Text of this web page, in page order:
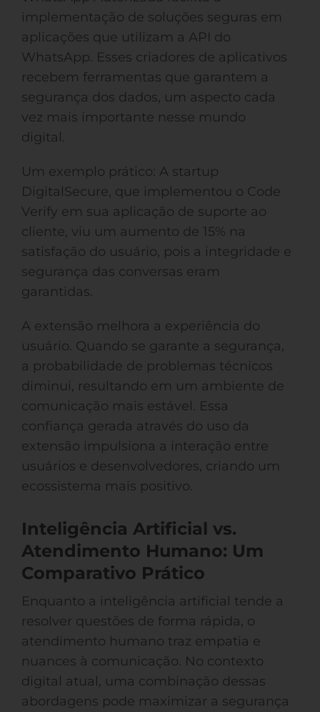
implementação de soluções seguras em
aplicações que utilizam a API do
WhatsApp. Esses criadores de aplicativos
recebem ferramentas que garantem a
segurança dos dados, um aspecto cada
vez mais importante nesse mundo
digital.
Um exemplo prático: A startup
DigitalSecure, que implementou o Code
Verify em sua aplicação de suporte ao
cliente, viu um aumento de 15% na
satisfação do usuário, pois a integridade e
segurança das conversas eram
garantidas.
A extensão melhora a experiência do
usuário. Quando se garante a segurança,
a probabilidade de problemas técnicos
diminui, resultando em um ambiente de
comunicação mais estável. Essa
confiança gerada através do uso da
extensão impulsiona a interação entre
usuários e desenvolvedores, criando um
ecossistema mais positivo.
Inteligência Artificial vs.
Atendimento Humano: Um
Comparativo Prático
Enquanto a inteligência artificial tende a
resolver questões de forma rápida, o
atendimento humano traz empatia e
nuances à comunicação. No contexto
digital atual, uma combinação dessas
abordagens pode maximizar a segurança